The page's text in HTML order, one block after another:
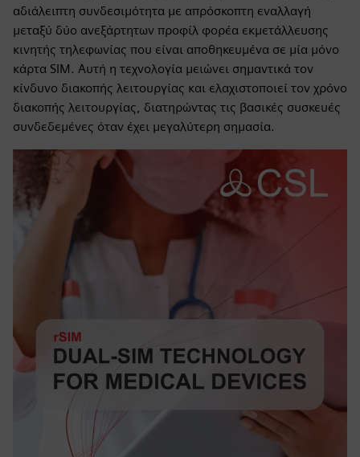
αδιάλειπτη συνδεσιμότητα με απρόσκοπτη εναλλαγή
μεταξύ δύο ανεξάρτητων προφίλ φορέα εκμετάλλευσης
κινητής τηλεφωνίας που είναι αποθηκευμένα σε μία μόνο
κάρτα SIM. Αυτή η τεχνολογία μειώνει σημαντικά τον
κίνδυνο διακοπής λειτουργίας και ελαχιστοποιεί τον χρόνο
διακοπής λειτουργίας, διατηρώντας τις βασικές συσκευές
συνδεδεμένες όταν έχει μεγαλύτερη σημασία.